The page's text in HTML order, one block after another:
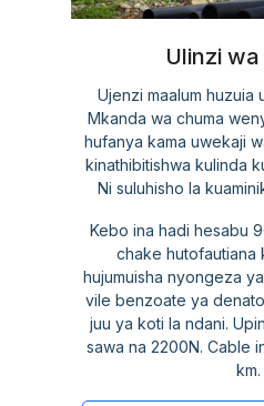
Ulinzi
Ujenzi maalum huzuia
Mkanda wa chuma
hufanya kama uwekaji
kinathibitishwa kulinda
Ni suluhisho la
Kebo ina hadi hesabu
chake hutofautiana
hujumuisha nyongeza
vile benzoate ya
juu ya koti la ndani.
sawa na 2200N. Cable
km.